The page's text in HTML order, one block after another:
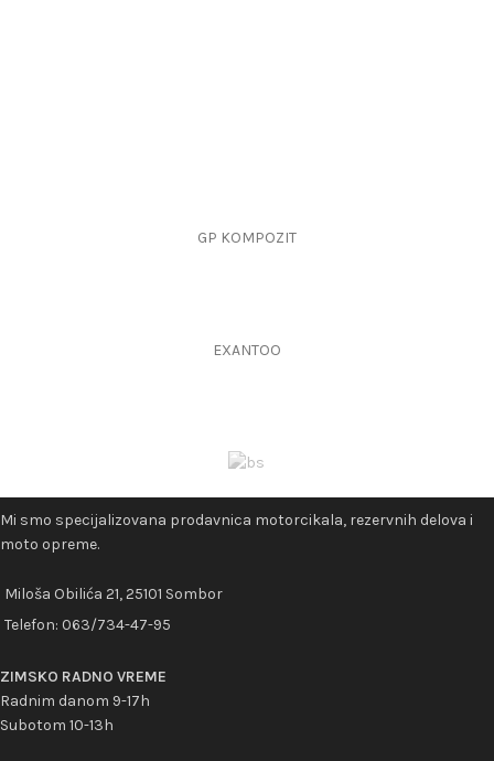
GP KOMPOZIT
EXANTOO
Mi smo specijalizovana prodavnica motorcikala, rezervnih delova i
moto opreme.
Miloša Obilića 21, 25101 Sombor
Telefon: 063/734-47-95
ZIMSKO RADNO VREME
Radnim danom 9-17h
Subotom 10-13h